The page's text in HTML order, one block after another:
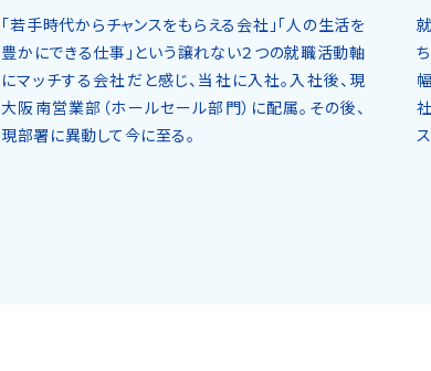
「若手時代からチャンスをもらえる会社」「人の生活を
豊かにできる仕事」という譲れない２つの就職活動軸
にマッチする会社だと感じ、当社に入社。入社後、現
大阪南営業部（ホールセール部門）に配属。その後、
現部署に異動して今に至る。